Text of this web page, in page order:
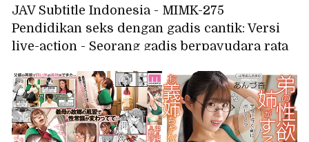
JAV Subtitle Indonesia - MIMK-275
Pendidikan seks dengan gadis cantik: Versi
live-action - Seorang gadis berpayudara rata
yang mengubah akal sehat - NTR Matsumoto
Ichika